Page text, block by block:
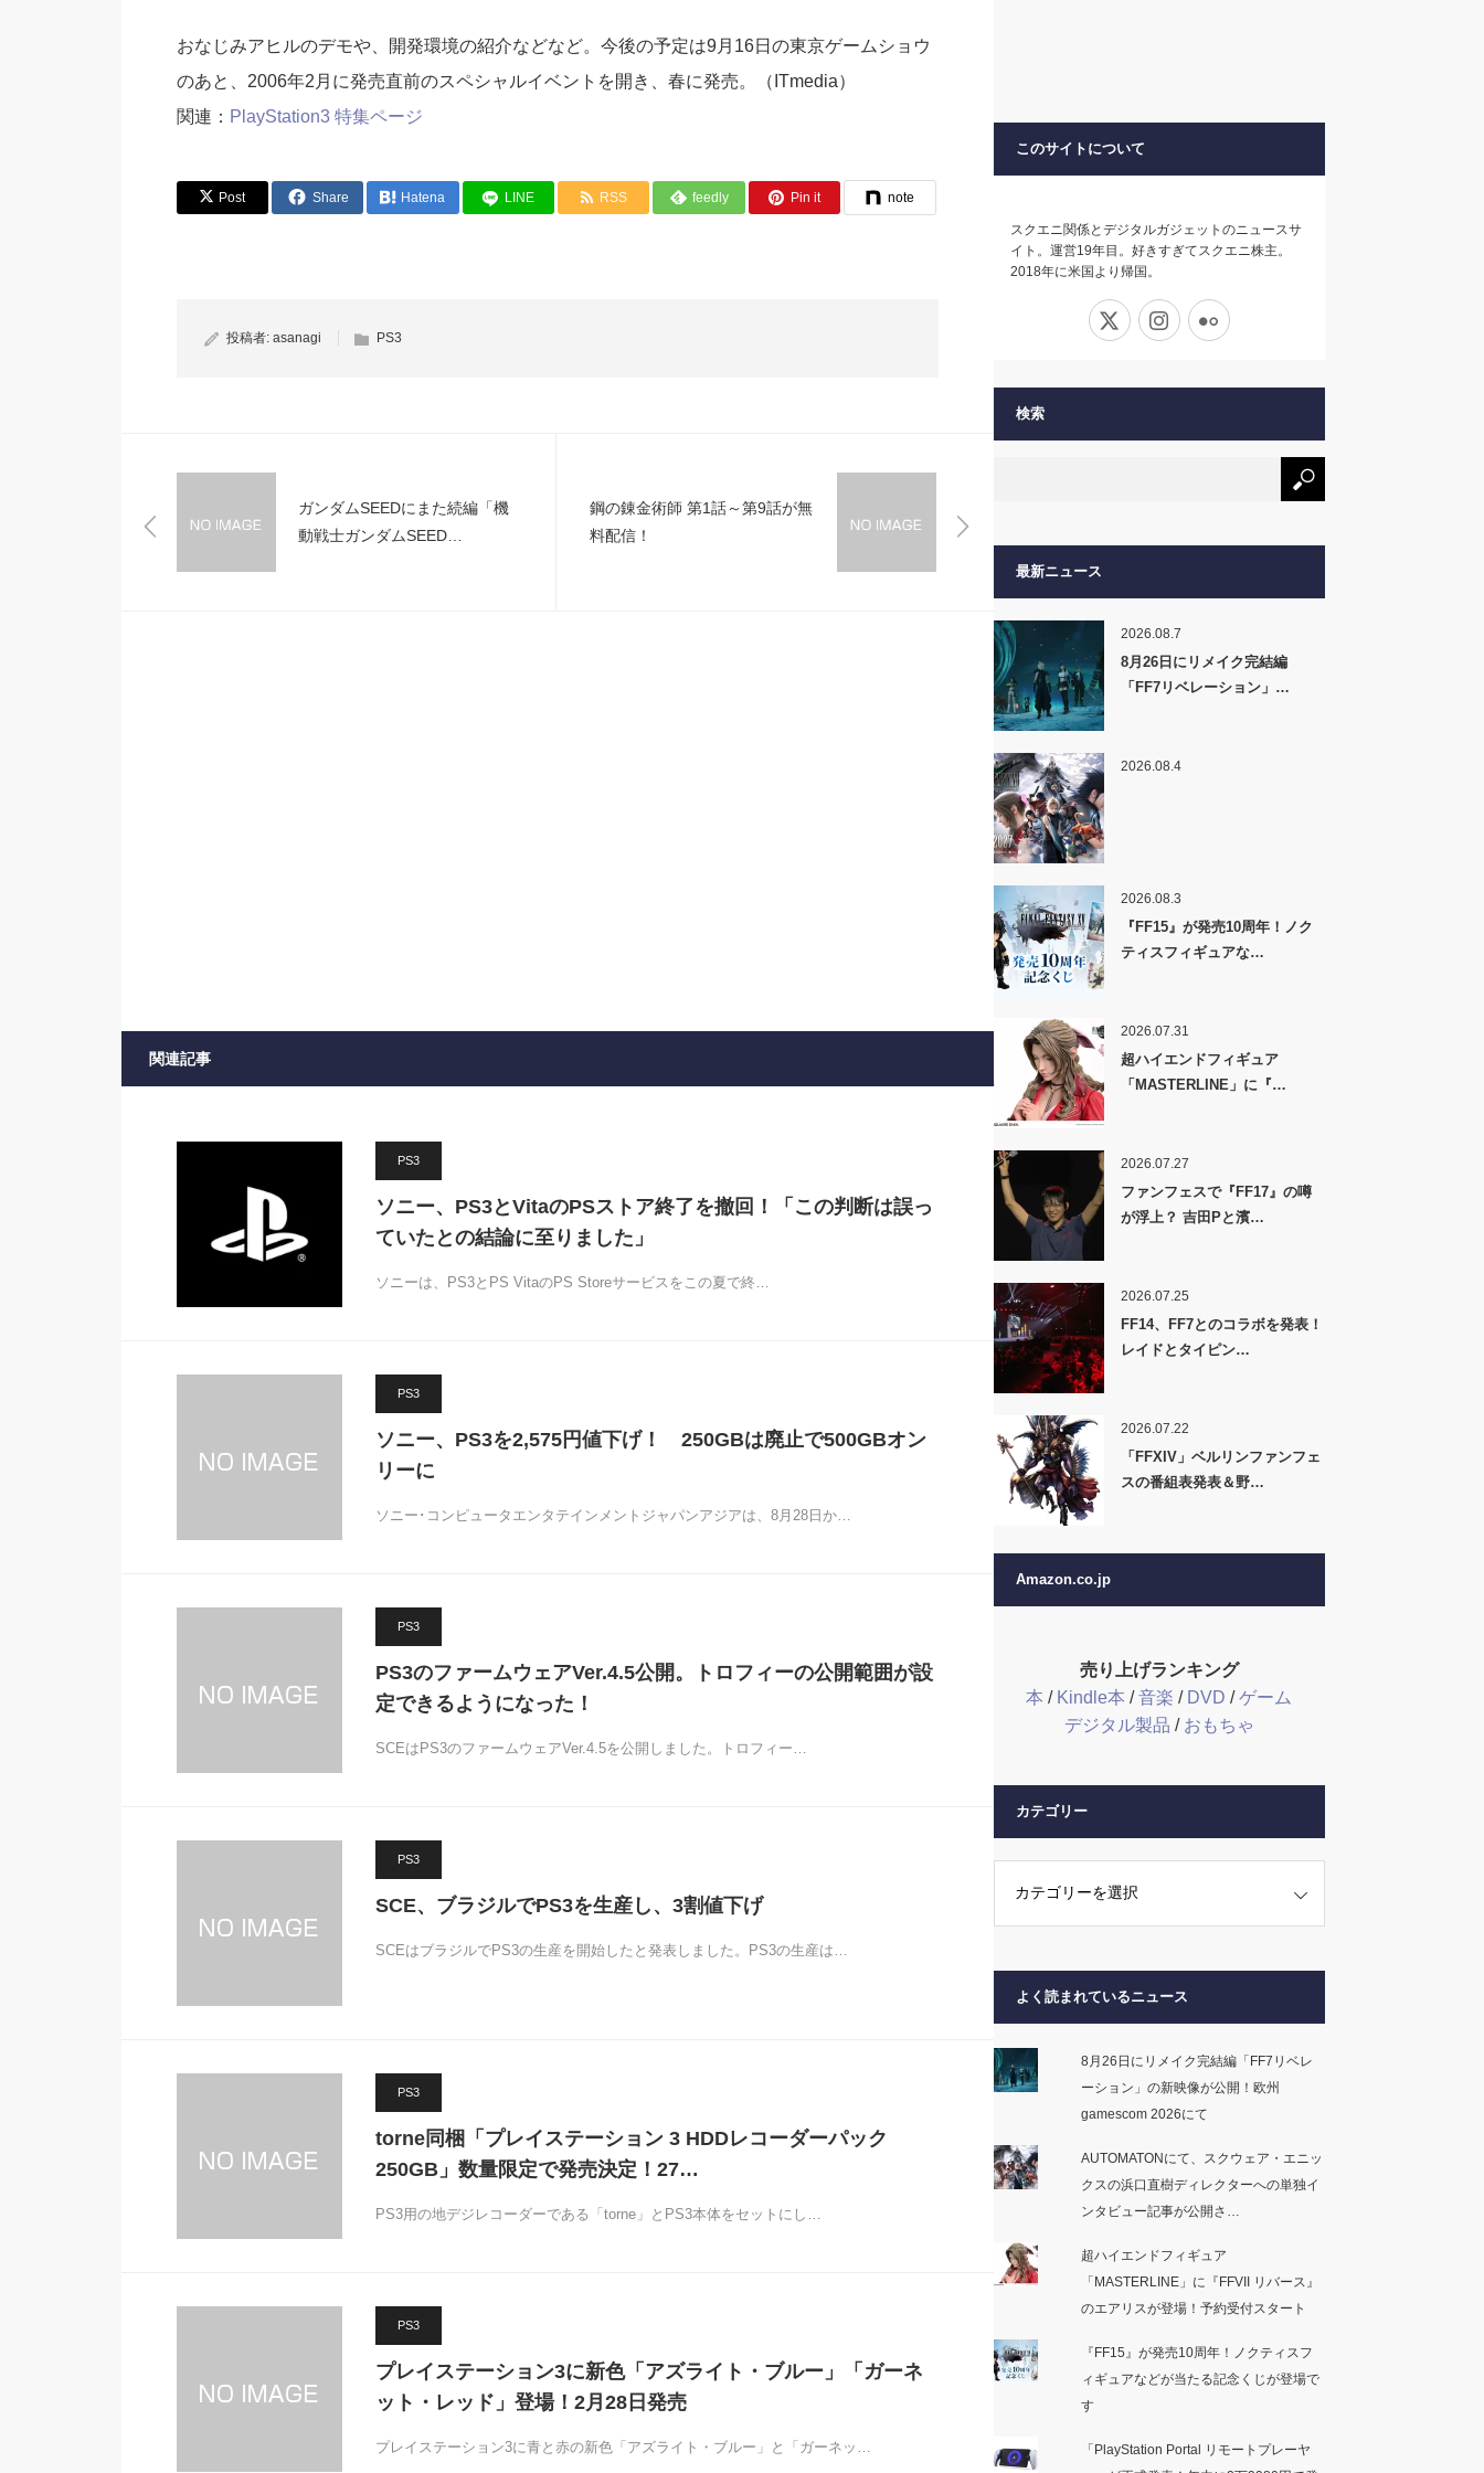
おなじみアヒルのデモや、開発環境の紹介などなど。今後の予定は9月16日の東京ゲームショウ
のあと、2006年2月に発売直前のスペシャルイベントを開き、春に発売。（ITmedia）
関連： PlayStation3 特集ページ
Post Share Hatena LINE RSS feedly Pin it note
投稿者: asanagi PS3
ガンダムSEEDにまた続編「機
動戦士ガンダムSEED
鋼の錬金術師 第1話～第9話が無
料配信！
関連記事
PS3
ソニー、PS3とVitaのPSストア終了を撤回！「この判断は誤っ
ていたとの結論に至りました」
ソニーは、PS3とPS VitaのPS Storeサービスをこの夏で終…
PS3
ソニー、PS3を2,575円値下げ！ 250GBは廃止で500GBオン
リーに
ソニー･コンピュータエンタテインメントジャパンアジアは、8月28日か…
PS3
PS3のファームウェアVer.4.5公開。トロフィーの公開範囲が設
定できるようになった！
SCEはPS3のファームウェアVer.4.5を公開しました。トロフィー…
PS3
SCE、ブラジルでPS3を生産し、3割値下げ
SCEはブラジルでPS3の生産を開始したと発表しました。PS3の生産は…
PS3
torne同梱「プレイステーション 3 HDDレコーダーパック
250GB」数量限定で発売決定！27…
PS3用の地デジレコーダーである「torne」とPS3本体をセットにし…
PS3
プレイステーション3に新色「アズライト・ブルー」「ガーネ
ット・レッド」登場！2月28日発売
プレイステーション3に青と赤の新色「アズライト・ブルー」と「ガーネッ…
このサイトについて
スクエニ関係とデジタルガジェットのニュースサ
イト。運営19年目。好きすぎてスクエニ株主。
2018年に米国より帰国。
Instagram
検索
最新ニュース
2026.08.7
8月26日にリメイク完結編
「FF7リベレーション」…
2026.08.4
2026.08.3
『FF15』が発売10周年！ノク
ティスフィギュアな…
2026.07.31
超ハイエンドフィギュア
「MASTERLINE」に『…
2026.07.27
ファンフェスで『FF17』の噂
が浮上？ 吉田Pと濱…
2026.07.25
FF14、FF7とのコラボを発表！
レイドとタイピン…
2026.07.22
「FFXIV」ベルリンファンフェ
スの番組表発表＆野…
Amazon.co.jp
売り上げランキング
本 / Kindle本 /音楽 / DVD /ゲーム
デジタル製品 / おもちゃ
カテゴリー
よく読まれているニュース
8月26日にリメイク完結編「FF7リベレ
ーション」の新映像が公開！欧州
gamescom 2026にて
AUTOMATONにて、スクウェア・エニッ
クスの浜口直樹ディレクターへの単独イ
ンタビュー記事が公開さ…
超ハイエンドフィギュア
「MASTERLINE」に『FFVII リバース』
のエアリスが登場！予約受付スタート
『FF15』が発売10周年！ノクティスフ
ィギュアなどが当たる記念くじが登場で
す
「PlayStation Portal リモートプレーヤ